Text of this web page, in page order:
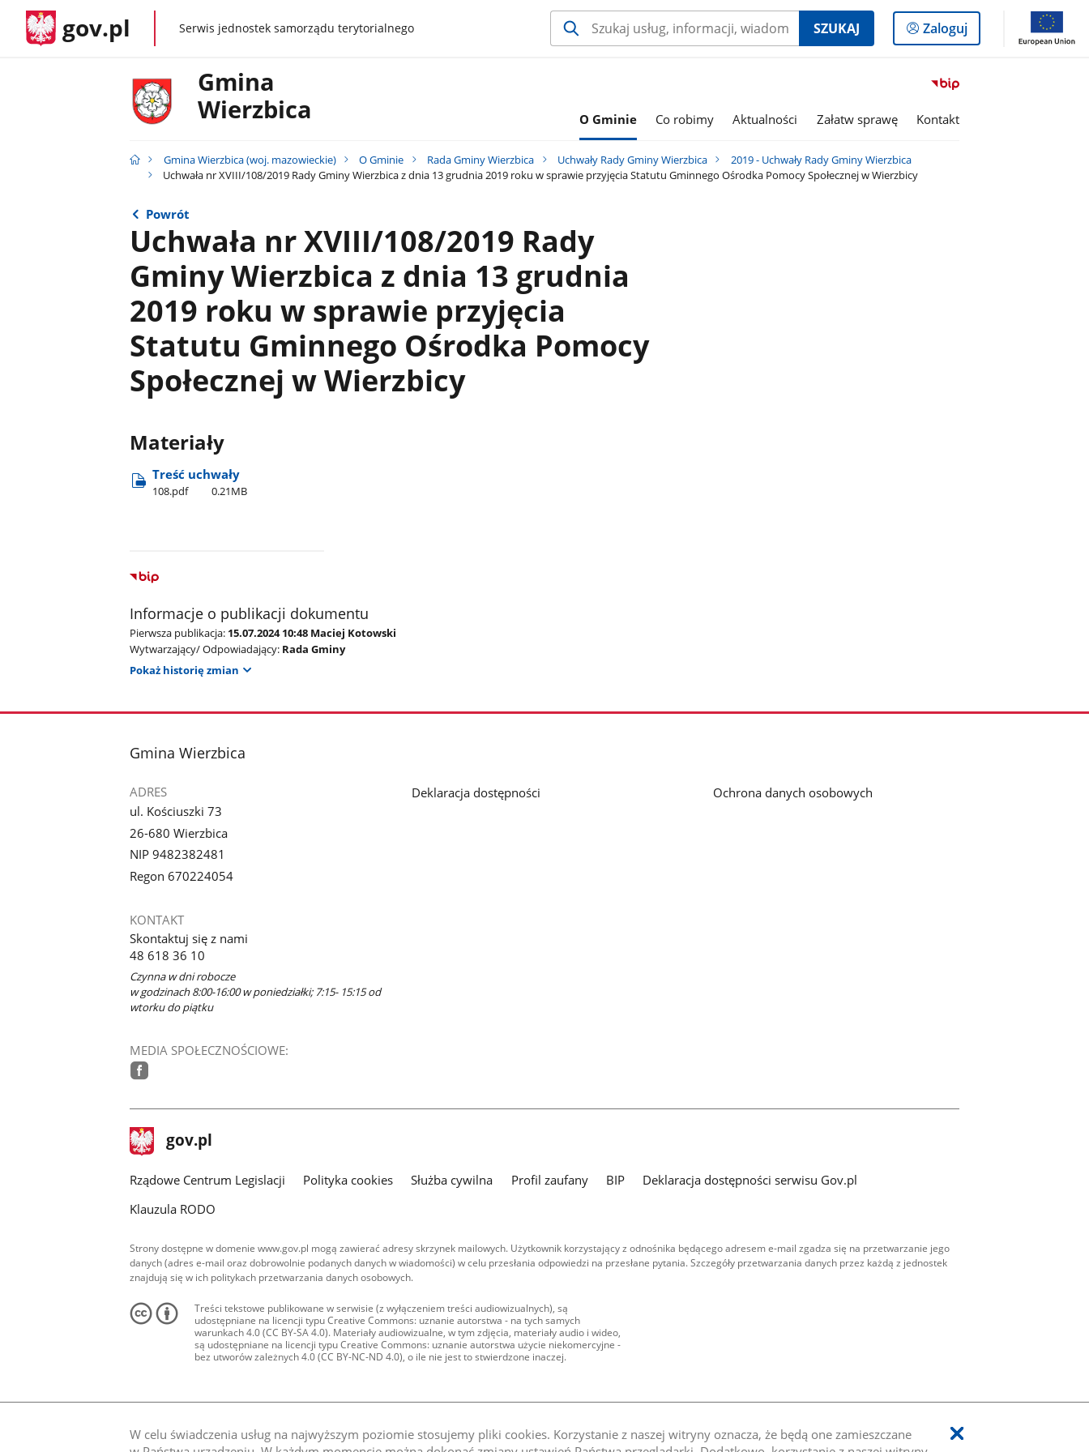
W celu świadczenia usług na najwyższym poziomie stosujemy pliki cookies. Korzystanie z naszej witryny oznacza, że będą one zamieszczane
gov.pl gov.plSerwis jednostek samorządu terytorialnego SZUKAJ
Logowanie
do
Zaloguj
Przejdź
serwisu
Gmina
Wierzbica
O Gminie Co robimy Aktualności Załatw sprawę Kontakt
Gmina Wierzbica (woj. mazowieckie) O Gminie Rada Gminy Wierzbica Uchwały Rady Gminy Wierzbica
2019 - Uchwały Rady Gminy Wierzbica
Uchwała nr XVIII/108/2019 Rady Gminy Wierzbica z dnia 13 grudnia 2019 roku w sprawie przyjęcia Statutu Gminnego Ośrodka Pomocy Społecznej w Wierzbicy
Powrót
Uchwała nr XVIII/108/2019 Rady
Gminy Wierzbica z dnia 13 grudnia
2019 roku w sprawie przyjęcia
Statutu Gminnego Ośrodka Pomocy
Społecznej w Wierzbicy
Materiały
Treść uchwały
108.pdf 0.21MB
Informacje o publikacji dokumentu
Pierwsza publikacja: 15.07.2024 10:48 Maciej Kotowski
Wytwarzający/ Odpowiadający: Rada Gminy
Pokaż historię zmian
stopka
Gmina Wierzbica
ADRES
ul. Kościuszki 73
26-680 Wierzbica
NIP 9482382481
Regon 670224054
KONTAKT
Skontaktuj się z nami
48 618 36 10
Czynna w dni robocze
w godzinach 8:00-16:00 w poniedziałki; 7:15- 15:15 od
wtorku do piątku
MEDIA SPOŁECZNOŚCIOWE:
Deklaracja dostępności Ochrona danych osobowych
stopka
gov.pl Strona
gov.pl
Rządowe Centrum Legislacji Polityka cookies Służba cywilna Profil zaufany BIP
Deklaracja dostępności serwisu Gov.pl
Klauzula RODO
Strony dostępne w domenie www.gov.pl mogą zawierać adresy skrzynek mailowych. Użytkownik korzystający z odnośnika będącego adresem e-mail zgadza się na przetwarzanie jego
danych (adres e-mail oraz dobrowolnie podanych danych w wiadomości) w celu przesłania odpowiedzi na przesłane pytania. Szczegóły przetwarzania danych przez każdą z jednostek
znajdują się w ich politykach przetwarzania danych osobowych.
Treści tekstowe publikowane w serwisie (z wyłączeniem treści audiowizualnych), są
udostępniane na licencji typu Creative Commons: uznanie autorstwa - na tych samych
warunkach 4.0 (CC BY-SA 4.0). Materiały audiowizualne, w tym zdjęcia, materiały audio i wideo,
są udostępniane na licencji typu Creative Commons: uznanie autorstwa użycie niekomercyjne -
bez utworów zależnych 4.0 (CC BY-NC-ND 4.0), o ile nie jest to stwierdzone inaczej.